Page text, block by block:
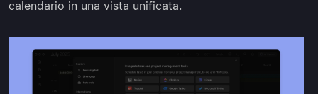
calendario in una vista unificata.